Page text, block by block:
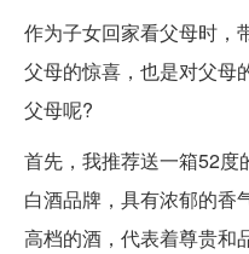
作为子女回家看父母时，
父母的惊喜，也是对父母
父母呢?
首先，我推荐送一箱52度
白酒品牌，具有浓郁的香
高档的酒，代表着尊贵和